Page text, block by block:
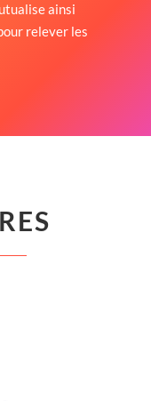
ainsi
relever les